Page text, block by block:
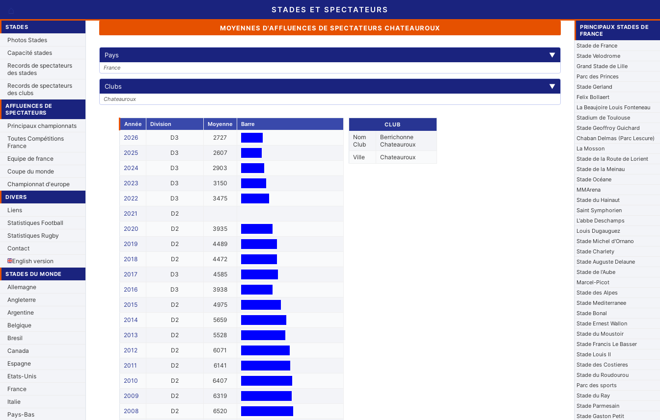
STADES ET SPECTATEURS
STADES
Photos Stades
Capacité stades
Records de spectateurs
des stades
Records de spectateurs
des clubs
AFFLUENCES DE
SPECTATEURS
Principaux championnats
Toutes Compétitions
France
Equipe de france
Coupe du monde
Championnat d'europe
DIVERS
Liens
Statistiques Football
Statistiques Rugby
Contact
English version
STADES DU MONDE
Allemagne
Angleterre
Argentine
Belgique
Bresil
Canada
Espagne
Etats-Unis
France
Italie
Pays-Bas
MOYENNES D'AFFLUENCES DE SPECTATEURS CHATEAUROUX
Pays ▼
France
Clubs ▼
Chateauroux
Année Division Moyenne Barre
2026 D3 2727
2025 D3 2607
2024 D3 2903
2023 D3 3150
2022 D3 3475
2021 D2
2020 D2 3935
2019 D2 4489
2018 D2 4472
2017 D3 4585
2016 D3 3938
2015 D2 4975
2014 D2 5659
2013 D2 5528
2012 D2 6071
2011 D2 6141
2010 D2 6407
2009 D2 6319
2008 D2 6520
CLUB
Nom
Club
Berrichonne
Chateauroux
Ville
Chateauroux
PRINCIPAUX STADES DE
FRANCE
Stade de France
Stade Velodrome
Grand Stade de Lille
Parc des Princes
Stade Gerland
Felix Bollaert
La Beaujoire Louis Fonteneau
Stadium de Toulouse
Stade Geoffroy Guichard
Chaban Delmas (Parc Lescure)
La Mosson
Stade de la Route de Lorient
Stade de la Meinau
Stade Océane
MMArena
Stade du Hainaut
Saint Symphorien
L'abbe Deschamps
Louis Dugauguez
Stade Michel d'Ornano
Stade Charlety
Stade Auguste Delaune
Stade de l'Aube
Marcel-Picot
Stade des Alpes
Stade Mediterranee
Stade Bonal
Stade Ernest Wallon
Stade du Moustoir
Stade Francis Le Basser
Stade Louis II
Stade des Costieres
Stade du Roudourou
Parc des sports
Stade du Ray
Stade Parmesain
Stade Gaston Petit